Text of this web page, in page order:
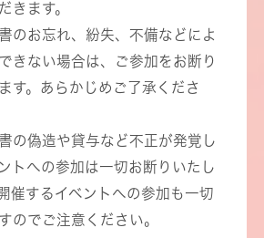
きます。
のお忘れ、紛失、不備などによ
きない場合は、ご参加をお断り
す。あらかじめご了承くださ
の偽造や貸与など不正が発覚し
トへの参加は一切お断りいたし
催するイベントへの参加も一切
のでご注意ください。